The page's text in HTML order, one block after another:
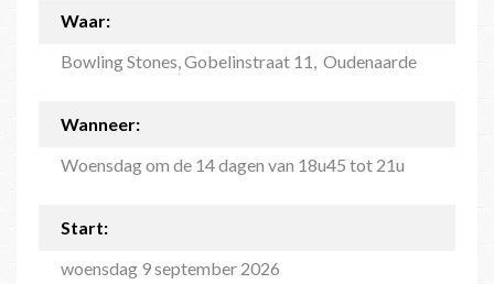
Waar:
Bowling Stones, Gobelinstraat 11, Oudenaarde
Wanneer:
Woensdag om de 14 dagen van 18u45 tot 21u
Start:
woensdag 9 september 2026